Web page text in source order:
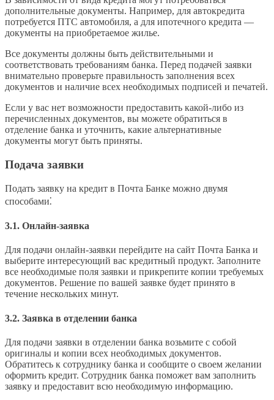
дополнительные документы. Например, для автокредита
потребуется ПТС автомобиля, а для ипотечного кредита ―
документы на приобретаемое жилье.
Все документы должны быть действительными и
соответствовать требованиям банка. Перед подачей заявки
внимательно проверьте правильность заполнения всех
документов и наличие всех необходимых подписей и печатей.
Если у вас нет возможности предоставить какой-либо из
перечисленных документов, вы можете обратиться в
отделение банка и уточнить, какие альтернативные
документы могут быть приняты.
Подача заявки
Подать заявку на кредит в Почта Банке можно двумя
способами⁚
3.1. Онлайн-заявка
Для подачи онлайн-заявки перейдите на сайт Почта Банка и
выберите интересующий вас кредитный продукт. Заполните
все необходимые поля заявки и прикрепите копии требуемых
документов. Решение по вашей заявке будет принято в
течение нескольких минут.
3.2. Заявка в отделении банка
Для подачи заявки в отделении банка возьмите с собой
оригиналы и копии всех необходимых документов.
Обратитесь к сотруднику банка и сообщите о своем желании
оформить кредит. Сотрудник банка поможет вам заполнить
заявку и предоставит всю необходимую информацию.